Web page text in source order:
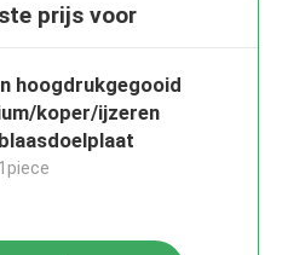
prijs voor
hoogdrukgegooid
koper/ijzeren